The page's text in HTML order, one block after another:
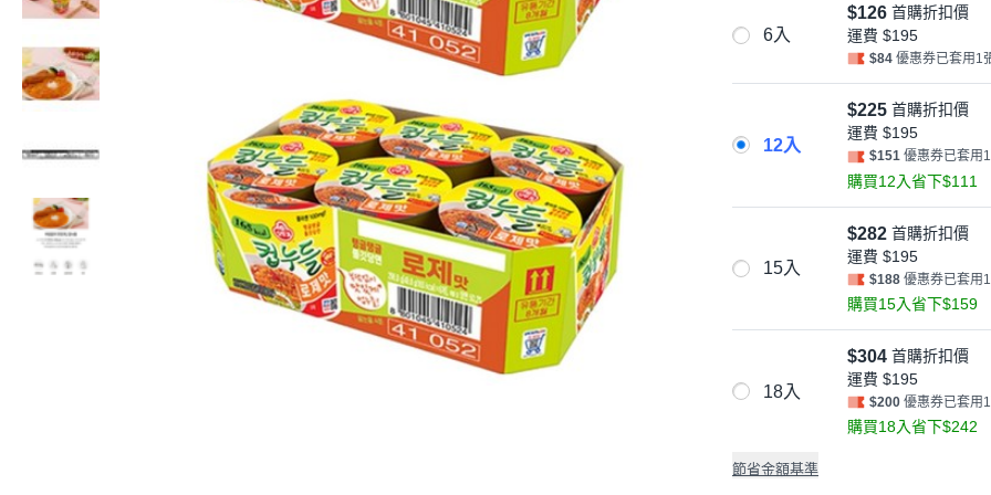
6入
$126 首購折扣價
運費 $195
$84 優惠券已套用1
12入
$225 首購折扣價
運費 $195
$151 優惠券已套用
購買12入省下$111
15入
$282 首購折扣價
運費 $195
$188 優惠券已套用
購買15入省下$159
18入
$304 首購折扣價
運費 $195
$200 優惠券已套用
購買18入省下$242
節省金額基準